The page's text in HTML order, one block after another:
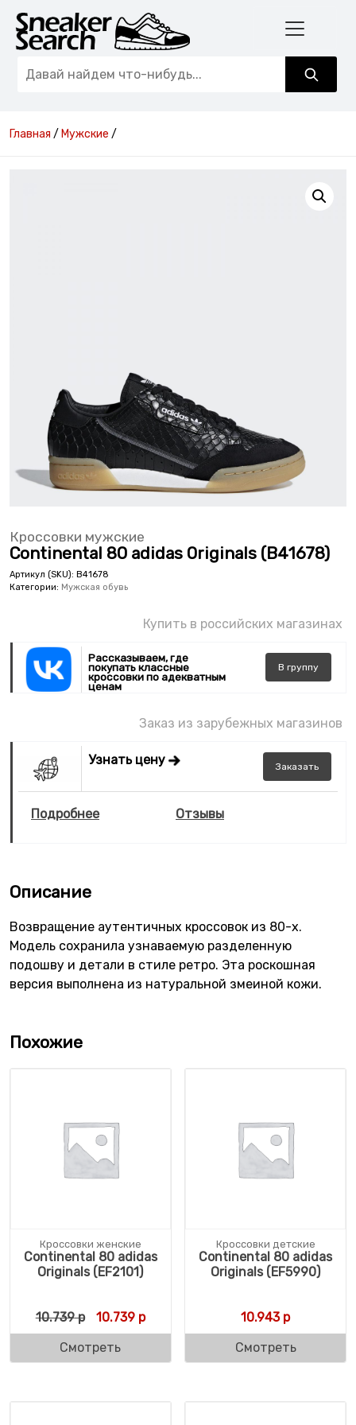
Главная / Мужские /
Кроссовки мужские
Continental 80 adidas Originals (B41678)
Артикул (SKU): B41678
Категории: Мужская обувь
Купить в российских магазинах
Рассказываем, где
покупать классные
кроссовки по адекватным
ценам
В группу
Заказ из зарубежных магазинов
Узнать цену Заказать
Подробнее Отзывы
Описание
Возвращение аутентичных кроссовок из 80-х.
Модель сохранила узнаваемую разделенную
подошву и детали в стиле ретро. Эта роскошная
версия выполнена из натуральной змеиной кожи.
Похожие
Кроссовки женские
Continental 80 adidas
Originals (EF2101)
10.739р Первоначальная цена составляла 10.739
10.739рТекущая цена: 10.739 р.
Смотреть
Кроссовки детские
Continental 80 adidas
Originals (EF5990)
10.943р
Смотреть